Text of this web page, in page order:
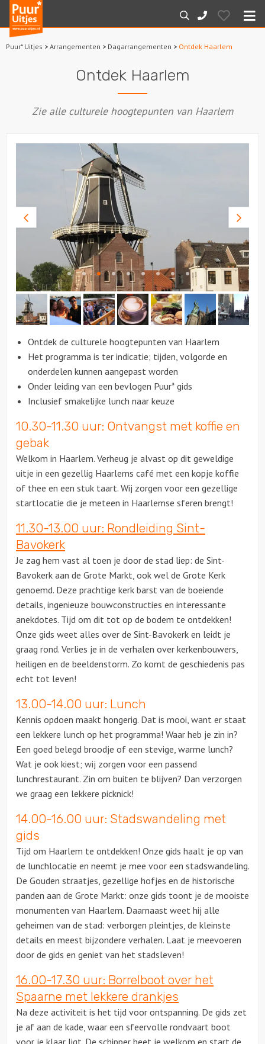
Puur*
Uitjes
Zoeken
088-
7887000
Hearts
Dagarrangementen
Avondarrangementen
Varen
Boottochten
Losse boothuur
Sport en spel
Citygames
Quizzen en spellen
Speurtochten
Sportieve activiteiten
Creatieve workshops
Culinaire workshops
Actieve workshops
Ludieke workshops
Muzikale workshops
Online workshops
Teamtrainingen
Rondleidingen
Wandelingen
Fietstochten
Segwaytours
Solextours
Locaties
Feesten
Themafeesten
Dinnershows
Puur* Uitjes > Arrangementen > Dagarrangementen > Ontdek Haarlem
Ontdek Haarlem
Zie alle culturele hoogtepunten van Haarlem
Vorige
foto
foto
Ontdek de culturele hoogtepunten van Haarlem
Het programma is ter indicatie; tijden, volgorde en
onderdelen kunnen aangepast worden
Onder leiding van een bevlogen Puur* gids
Inclusief smakelijke lunch naar keuze
10.30-11.30 uur: Ontvangst met koffie en
gebak
Welkom in Haarlem. Verheug je alvast op dit geweldige
uitje in een gezellig Haarlems café met een kopje koffie
of thee en een stuk taart. Wij zorgen voor een gezellige
startlocatie die je meteen in Haarlemse sferen brengt!
11.30-13.00 uur: Rondleiding Sint-
Bavokerk
Je zag hem vast al toen je door de stad liep: de Sint-
Bavokerk aan de Grote Markt, ook wel de Grote Kerk
genoemd. Deze prachtige kerk barst van de boeiende
details, ingenieuze bouwconstructies en interessante
anekdotes. Tijd om dit tot op de bodem te ontdekken!
Onze gids weet alles over de Sint-Bavokerk en leidt je
graag rond. Verlies je in de verhalen over kerkenbouwers,
heiligen en de beeldenstorm. Zo komt de geschiedenis pas
echt tot leven!
13.00-14.00 uur: Lunch
Kennis opdoen maakt hongerig. Dat is mooi, want er staat
een lekkere lunch op het programma! Waar heb je zin in?
Een goed belegd broodje of een stevige, warme lunch?
Wat je ook kiest; wij zorgen voor een passend
lunchrestaurant. Zin om buiten te blijven? Dan verzorgen
we graag een lekkere picknick!
14.00-16.00 uur: Stadswandeling met
gids
Tijd om Haarlem te ontdekken! Onze gids haalt je op van
de lunchlocatie en neemt je mee voor een stadswandeling.
De Gouden straatjes, gezellige hofjes en de historische
panden aan de Grote Markt: onze gids toont je de mooiste
monumenten van Haarlem. Daarnaast weet hij alle
geheimen van de stad: verborgen pleintjes, de kleinste
details en meest bijzondere verhalen. Laat je meevoeren
door de gids en geniet van het stadsleven!
16.00-17.30 uur: Borrelboot over het
Spaarne met lekkere drankjes
Na deze activiteit is het tijd voor ontspanning. De gids zet
je af aan de kade, waar een sfeervolle rondvaart boot
voor je klaar ligt. De schipper heet je welkom en start de